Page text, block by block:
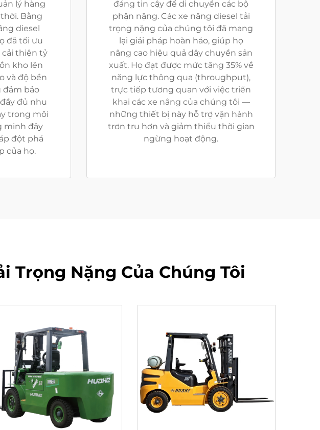
lý hàng
Bằng
diesel
đã tối ưu
cải thiện tỷ
kho lên
và độ bền
đảm bảo
đủ nhu
trong môi
minh đây
đột phá
của họ.
đáng tin cậy để di chuyển các bộ
phận nặng. Các xe nâng diesel tải
trọng nặng của chúng tôi đã mang
lại giải pháp hoàn hảo, giúp họ
nâng cao hiệu quả dây chuyền sản
xuất. Họ đạt được mức tăng 35% về
năng lực thông qua (throughput),
trực tiếp tương quan với việc triển
khai các xe nâng của chúng tôi —
những thiết bị này hỗ trợ vận hành
trơn tru hơn và giảm thiểu thời gian
ngừng hoạt động.
Trọng Nặng Của Chúng Tôi